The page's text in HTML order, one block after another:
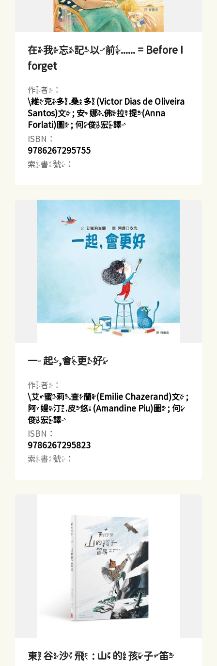
在我忘記以前...... = Before I
forget
作者：
\維克多.桑多(Victor Dias de Oliveira
Santos)文 ; 安娜.佛拉提(Anna
Forlati)圖 ; 何俊宏譯
ISBN：
9786267295755
索書號：
一起,會更好
作者：
\艾蜜莉.查蘭(Emilie Chazerand)文 ;
阿嫚汀.皮悠(Amandine Piu)圖 ; 何
俊宏譯
ISBN：
9786267295823
索書號：
東谷沙飛 : 山的孩子笛